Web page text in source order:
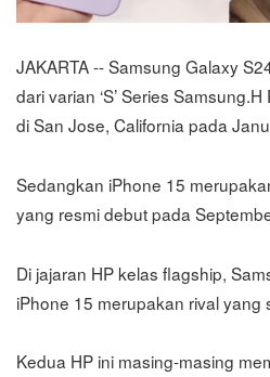
JAKARTA -- Samsung Galaxy
dari varian ‘S’ Series
di San Jose, California pada
Sedangkan iPhone 15
yang resmi debut pada
Di jajaran HP kelas flagship,
iPhone 15 merupakan rival yang
Kedua HP ini masing-masing